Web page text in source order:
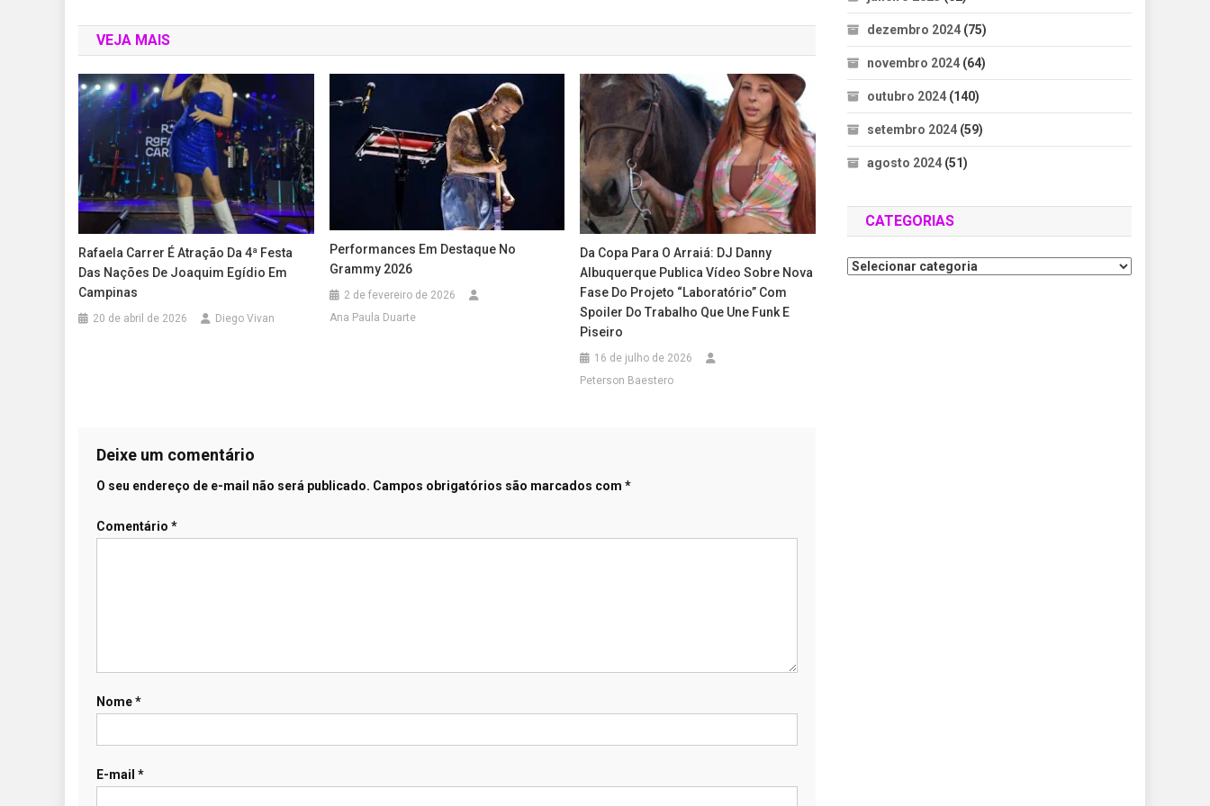
VEJA MAIS
Rafaela Carrer É Atração Da 4ª Festa
Das Nações De Joaquim Egídio Em
Campinas
20 de abril de 2026 Diego Vivan
Performances Em Destaque No
Grammy 2026
2 de fevereiro de 2026
Ana Paula Duarte
Da Copa Para O Arraiá: DJ Danny
Albuquerque Publica Vídeo Sobre Nova
Fase Do Projeto “Laboratório” Com
Spoiler Do Trabalho Que Une Funk E
Piseiro
16 de julho de 2026
Peterson Baestero
Deixe um comentário
O seu endereço de e-mail não será publicado. Campos obrigatórios são marcados com *
Comentário *
Nome*
E-mail *
dezembro 2024 (75)
novembro 2024 (64)
outubro 2024 (140)
setembro 2024 (59)
agosto 2024 (51)
CATEGORIAS